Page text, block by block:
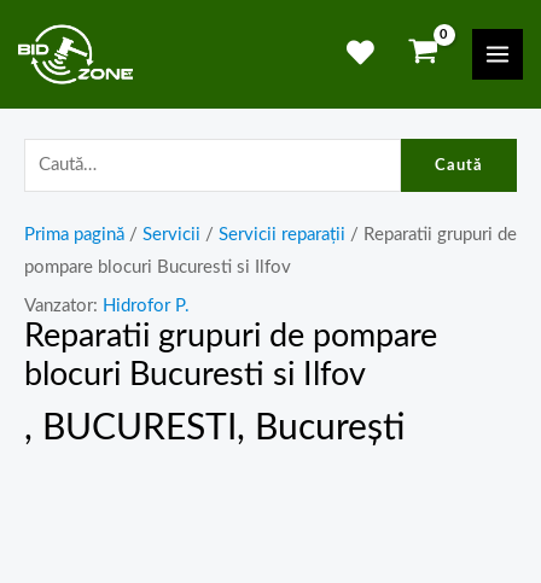
content
Caută
Prima pagină / Servicii / Servicii reparații / Reparatii grupuri de
pompare blocuri Bucuresti si Ilfov
Vanzator: Hidrofor P.
Reparatii grupuri de pompare
blocuri Bucuresti si Ilfov
, BUCURESTI, București